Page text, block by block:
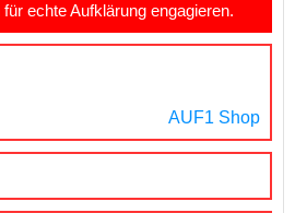
echte Aufklärung engagieren.
AUF1 Shop